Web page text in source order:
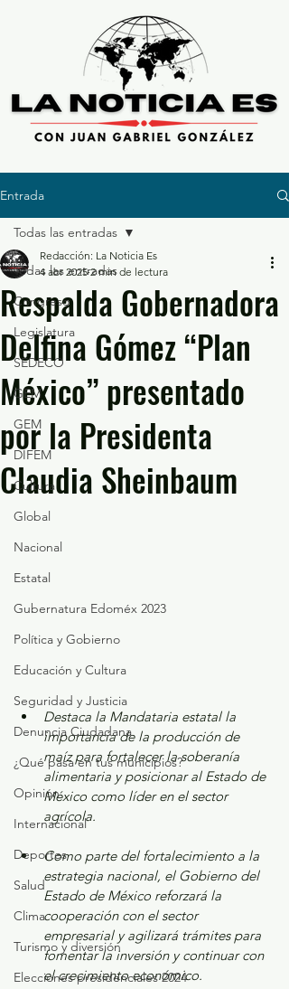
Entrada
Todas las entradas
Congreso
Legislatura
SEDECO
GEM
GEM
DIFEM
Cultura
Global
Nacional
Estatal
Gubernatura Edoméx 2023
Política y Gobierno
Educación y Cultura
Seguridad y Justicia
Denuncia Ciudadana
¿Qué pasa en tus municipios?
Opinión
Internacional
Deportes
Salud
Clima
Turismo y diversión
Elecciones presidenciales 2024
Todas las entradas
Respalda Gobernadora
Delfina Gómez “Plan
México” presentado
por la Presidenta
Claudia Sheinbaum
Redacción: La Noticia Es
4 abr 2025 2 min de lectura
Destaca la Mandataria estatal la
importancia de la producción de
maíz para fortalecer la soberanía
alimentaria y posicionar al Estado de
México como líder en el sector
agrícola.
Como parte del fortalecimiento a la
estrategia nacional, el Gobierno del
Estado de México reforzará la
cooperación con el sector
empresarial y agilizará trámites para
fomentar la inversión y continuar con
el crecimiento económico.